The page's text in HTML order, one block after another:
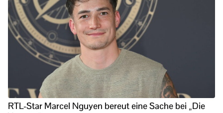
RTL-Star Marcel Nguyen bereut eine Sache bei „Die